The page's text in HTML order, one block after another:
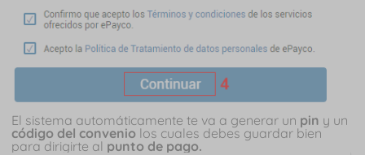
El sistema automáticamente te va a generar un pin y un
código del convenio los cuales debes guardar bien
para dirigirte al punto de pago.